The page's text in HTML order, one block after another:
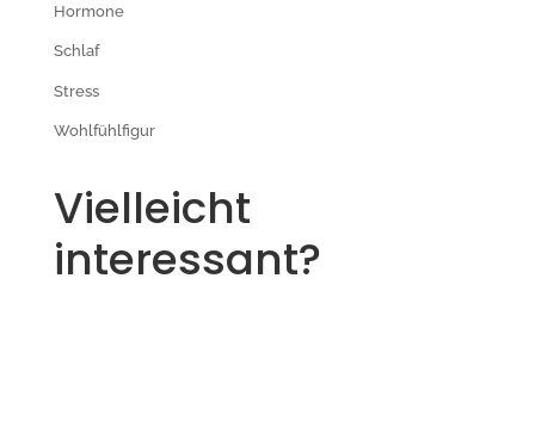
Hormone
Schlaf
Stress
Wohlfühlfigur
Vielleicht
interessant?